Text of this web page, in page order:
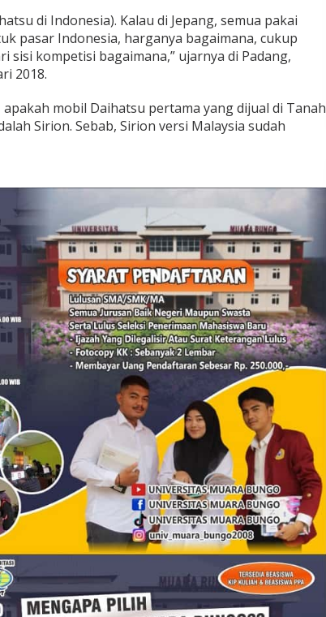
di Indonesia). Kalau di Jepang, semua pakai
pasar Indonesia, harganya bagaimana, cukup
sisi kompetisi bagaimana,” ujarnya di Padang,
2018.
mobil Daihatsu pertama yang dijual di Tanah
Sirion. Sebab, Sirion versi Malaysia sudah